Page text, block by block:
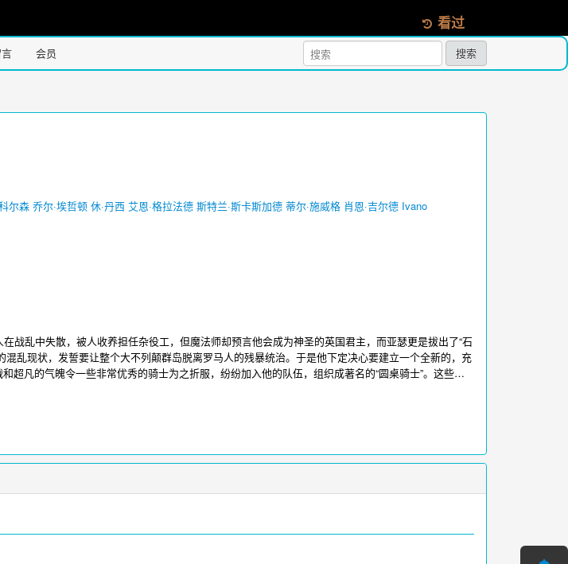
看过
会员 搜索
尔森 乔尔·埃哲顿 休·丹西 艾恩·格拉法德 斯特兰·斯卡斯加德 蒂尔·施威格 肖恩·吉尔德 Ivano
战乱中失散，被人收养担任杂役工，但魔法师却预言他会成为神圣的英国君主，而亚瑟更是拔出了“石
混乱现状，发誓要让整个大不列颠群岛脱离罗马人的残暴统治。于是他下定决心要建立一个全新的，充
超凡的气魄令一些非常优秀的骑士为之折服，纷纷加入他的队伍，组织成著名的“圆桌骑士”。这些英
得了令人骄傲的战绩。骑士们遇到了同样受到凶残萨克森人的侵略“蓝军”——由贫民和流浪汉组成的